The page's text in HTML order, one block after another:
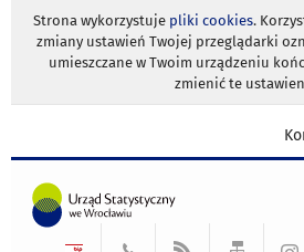
Strona wykorzystuje pliki cookies.
zmiany ustawień Twojej przeglądarki
umieszczane w Twoim urządzeniu
zmienić te